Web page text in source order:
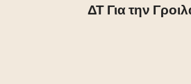
ΔΤ Για την